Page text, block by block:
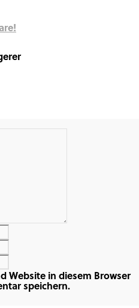
Website in diesem Browser
speichern.